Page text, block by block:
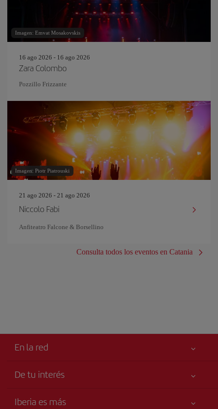
Imagen: Emvat Mosakovskis
16 ago 2026 - 16 ago 2026
Zara Colombo
Pozzillo Frizzante
Imagen: Piotr Piatrouski
21 ago 2026 - 21 ago 2026
Niccolo Fabi
Anfiteatro Falcone & Borsellino
Consulta todos los eventos en Catania
En la red
De tu interés
Accesibilidad
Iberia es más